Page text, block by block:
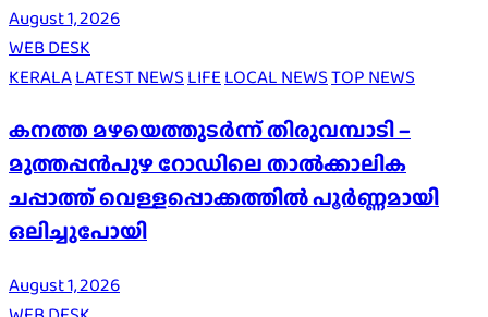
August 1, 2026
WEB DESK
KERALALATEST NEWS LIFE LOCAL NEWSTOP NEWS
കനത്ത മഴയെത്തുടർന്ന് തിരുവമ്പാടി –
മുത്തപ്പൻപുഴ റോഡിലെ താൽക്കാലിക
ചപ്പാത്ത് വെള്ളപ്പൊക്കത്തിൽ പൂർണ്ണമായി
ഒലിച്ചുപോയി
August 1, 2026